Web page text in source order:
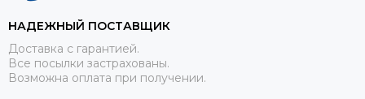
НАДЕЖНЫЙ ПОСТАВЩИК
Доставка с гарантией.
Все посылки застрахованы.
Возможна оплата при получении.